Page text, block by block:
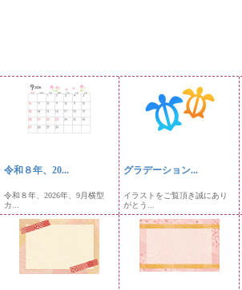
令和８年、20...
令和８年、2026年、9月横型
カ...
グラデーション...
イラストをご覧頂き誠にあり
がとう...